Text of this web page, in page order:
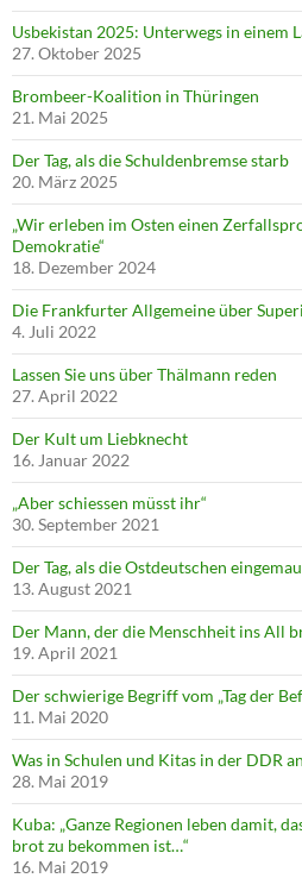
Usbekistan 2025: Unterwegs in einem
27. Oktober 2025
Brombeer-Koalition in Thüringen
21. Mai 2025
Der Tag, als die Schuldenbremse starb
20. März 2025
„Wir erleben im Osten einen
Demokratie“
18. Dezember 2024
Die Frankfurter Allgemeine über
4. Juli 2022
Lassen Sie uns über Thälmann reden
27. April 2022
Der Kult um Liebknecht
16. Januar 2022
„Aber schiessen müsst ihr“
30. September 2021
Der Tag, als die Ostdeutschen
13. August 2021
Der Mann, der die Menschheit ins All
19. April 2021
Der schwierige Begriff vom „Tag der
11. Mai 2020
Was in Schulen und Kitas in der DDR
28. Mai 2019
Kuba: „Ganze Regionen leben damit,
brot zu bekommen ist…“
16. Mai 2019